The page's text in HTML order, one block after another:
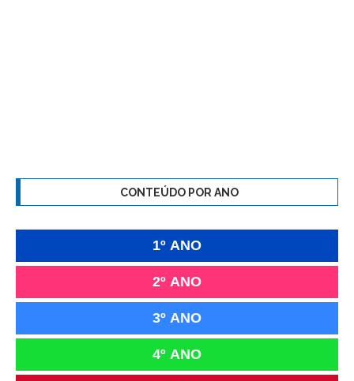
CONTEÚDO POR ANO
1º ANO
2º ANO
3º ANO
4º ANO